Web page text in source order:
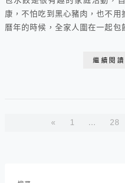
康，不怕吃到黑心豬肉，也不用
曆年的時候，全家人圍在一起包
繼續閱讀
« 1 ... 28